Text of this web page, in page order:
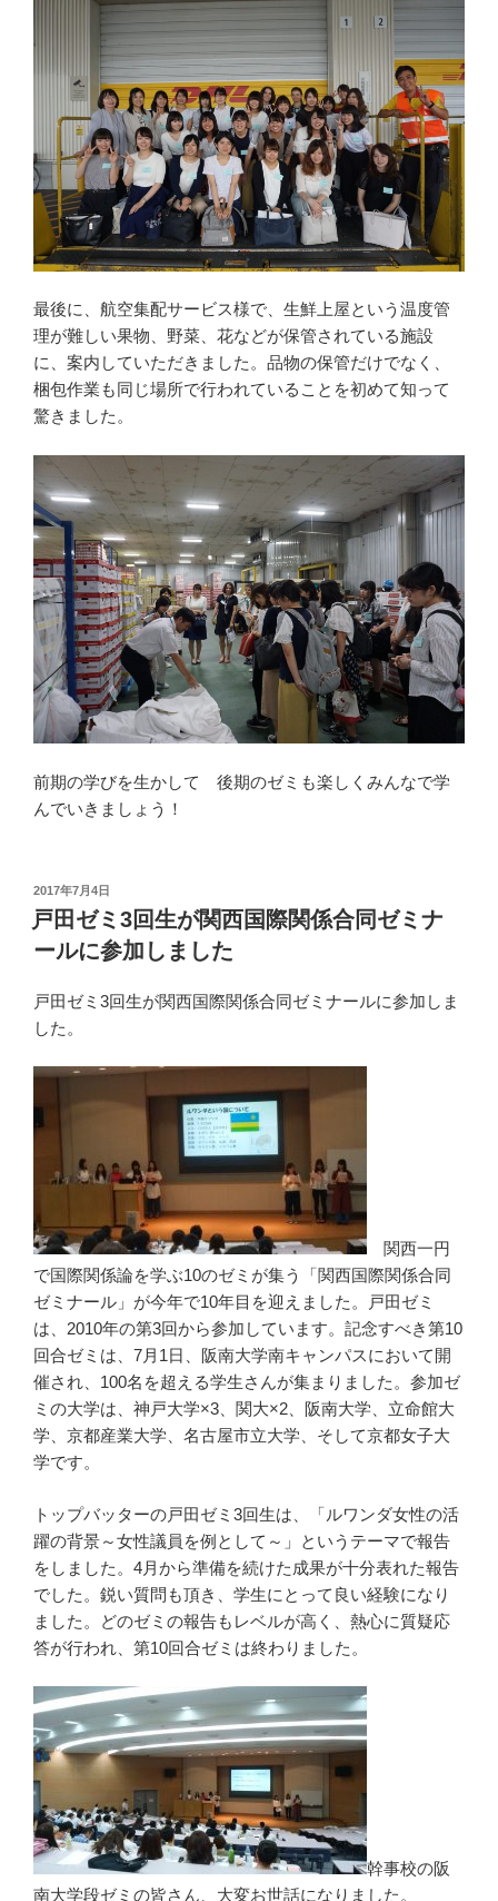
最後に、航空集配サービス様で、生鮮上屋という温度管
理が難しい果物、野菜、花などが保管されている施設
に、案内していただきました。品物の保管だけでなく、
梱包作業も同じ場所で行われていることを初めて知って
驚きました。
前期の学びを生かして 後期のゼミも楽しくみんなで学
んでいきましょう！
投
稿
日:
2017年7月4日
戸田ゼミ3回生が関西国際関係合同ゼミナ
ールに参加しました
戸田ゼミ3回生が関西国際関係合同ゼミナールに参加しま
した。
関西一円
で国際関係論を学ぶ10のゼミが集う「関西国際関係合同
ゼミナール」が今年で10年目を迎えました。戸田ゼミ
は、2010年の第3回から参加しています。記念すべき第10
回合ゼミは、7月1日、阪南大学南キャンパスにおいて開
催され、100名を超える学生さんが集まりました。参加ゼ
ミの大学は、神戸大学×3、関大×2、阪南大学、立命館大
学、京都産業大学、名古屋市立大学、そして京都女子大
学です。
トップバッターの戸田ゼミ3回生は、「ルワンダ女性の活
躍の背景～女性議員を例として～」というテーマで報告
をしました。4月から準備を続けた成果が十分表れた報告
でした。鋭い質問も頂き、学生にとって良い経験になり
ました。どのゼミの報告もレベルが高く、熱心に質疑応
答が行われ、第10回合ゼミは終わりました。
幹事校の阪
南大学段ゼミの皆さん、大変お世話になりました。